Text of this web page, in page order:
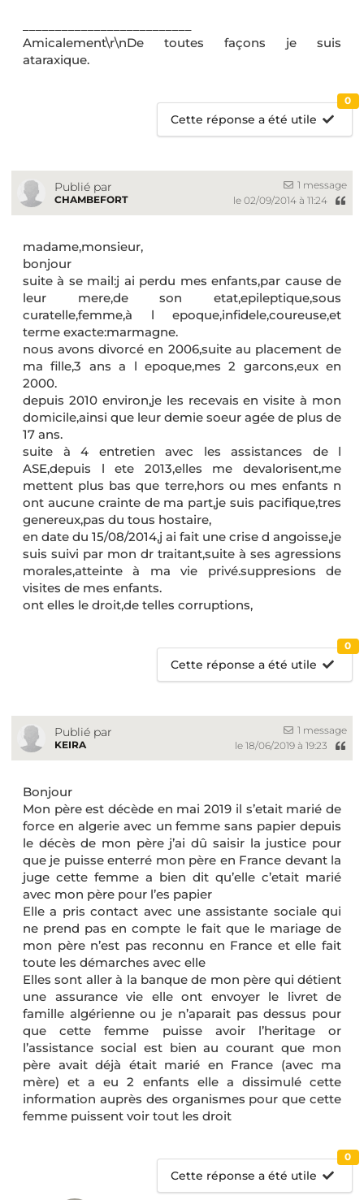
Amicalement\r\nDe toutes façons je suis
ataraxique.
Cette réponse a été utile
0
Publié par
CHAMBEFORT
1 message
le 02/09/2014 à 11:24
madame,monsieur,
bonjour
suite à se mail:j ai perdu mes enfants,par cause de
leur mere,de son etat,epileptique,sous
curatelle,femme,à l epoque,infidele,coureuse,et
terme exacte:marmagne.
nous avons divorcé en 2006,suite au placement de
ma fille,3 ans a l epoque,mes 2 garcons,eux en
2000.
depuis 2010 environ,je les recevais en visite à mon
domicile,ainsi que leur demie soeur agée de plus de
17 ans.
suite à 4 entretien avec les assistances de l
ASE,depuis l ete 2013,elles me devalorisent,me
mettent plus bas que terre,hors ou mes enfants n
ont aucune crainte de ma part,je suis pacifique,tres
genereux,pas du tous hostaire,
en date du 15/08/2014,j ai fait une crise d angoisse,je
suis suivi par mon dr traitant,suite à ses agressions
morales,atteinte à ma vie privé.suppresions de
visites de mes enfants.
ont elles le droit,de telles corruptions,
Cette réponse a été utile
0
Publié par
KEIRA
1 message
le 18/06/2019 à 19:23
Bonjour
Mon père est décède en mai 2019 il s’etait marié de
force en algerie avec un femme sans papier depuis
le décès de mon père j’ai dû saisir la justice pour
que je puisse enterré mon père en France devant la
juge cette femme a bien dit qu’elle c’etait marié
avec mon père pour l’es papier
Elle a pris contact avec une assistante sociale qui
ne prend pas en compte le fait que le mariage de
mon père n’est pas reconnu en France et elle fait
toute les démarches avec elle
Elles sont aller à la banque de mon père qui détient
une assurance vie elle ont envoyer le livret de
famille algérienne ou je n’aparait pas dessus pour
que cette femme puisse avoir l’heritage or
l’assistance social est bien au courant que mon
père avait déjà était marié en France (avec ma
mère) et a eu 2 enfants elle a dissimulé cette
information auprès des organismes pour que cette
femme puissent voir tout les droit
Cette réponse a été utile
0